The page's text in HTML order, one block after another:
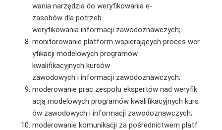
wania narzędzia do weryfikowania e-
zasobów dla potrzeb
weryfikowania informacji zawodoznawczych;
monitorowanie platform wspierających proces wer
yfikacji modelowych programów
kwalifikacyjnych kursów
zawodowych i informacji zawodoznawczych;
moderowanie prac zespołu ekspertów nad weryfik
acją modelowych programów kwalifikacyjnych kurs
ów zawodowych i informacji zawodoznawczych;
moderowanie komunikacji za pośrednictwem platf